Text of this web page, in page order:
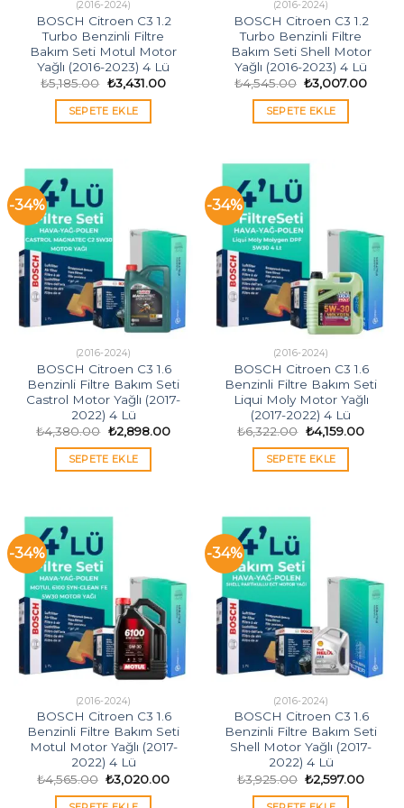
(2016-2024)
BOSCH Citroen C3 1.2
Turbo Benzinli Filtre
Bakım Seti Motul Motor
Yağlı (2016-2023) 4 Lü
₺5,185.00 Orijinal
fiyat:
₺5,185.00.
₺3,431.00Şu
SEPETE EKLE
(2016-2024)
BOSCH Citroen C3 1.2
Turbo Benzinli Filtre
Bakım Seti Shell Motor
Yağlı (2016-2023) 4 Lü
₺4,545.00 Orijinal
fiyat:
₺4,545.00.
₺3,007.00Şu
SEPETE EKLE
-34%
(2016-2024)
BOSCH Citroen C3 1.6
Benzinli Filtre Bakım Seti
Castrol Motor Yağlı (2017-
2022) 4 Lü
₺4,380.00 Orijinal
fiyat:
₺4,380.00.
₺2,898.00Şu
SEPETE EKLE
-34%
(2016-2024)
BOSCH Citroen C3 1.6
Benzinli Filtre Bakım Seti
Liqui Moly Motor Yağlı
(2017-2022) 4 Lü
₺6,322.00 Orijinal
fiyat:
₺6,322.00.
₺4,159.00Şu
SEPETE EKLE
-34%
(2016-2024)
BOSCH Citroen C3 1.6
Benzinli Filtre Bakım Seti
Motul Motor Yağlı (2017-
2022) 4 Lü
₺4,565.00 Orijinal
fiyat:
₺4,565.00.
₺3,020.00Şu
-34%
(2016-2024)
BOSCH Citroen C3 1.6
Benzinli Filtre Bakım Seti
Shell Motor Yağlı (2017-
2022) 4 Lü
₺3,925.00 Orijinal
fiyat:
₺3,925.00.
₺2,597.00Şu